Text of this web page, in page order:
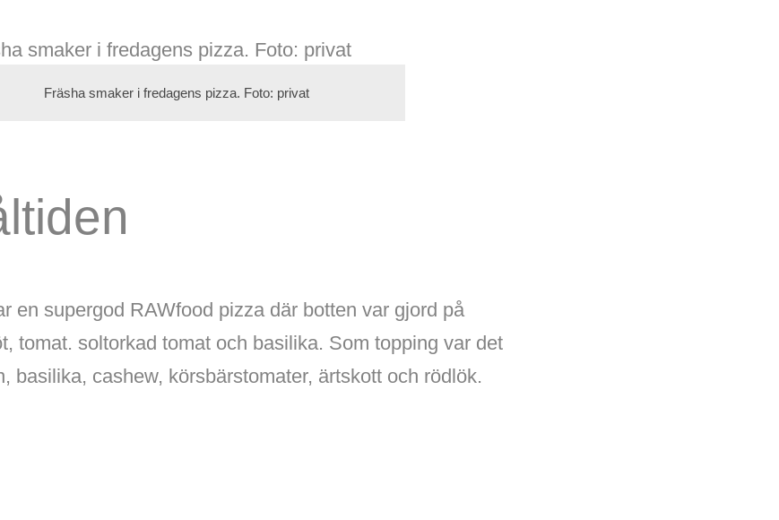
Fräsha smaker i fredagens pizza. Foto: privat
en supergod RAWfood pizza där botten var gjord på
tomat. soltorkad tomat och basilika. Som topping var det
basilika, cashew, körsbärstomater, ärtskott och rödlök.